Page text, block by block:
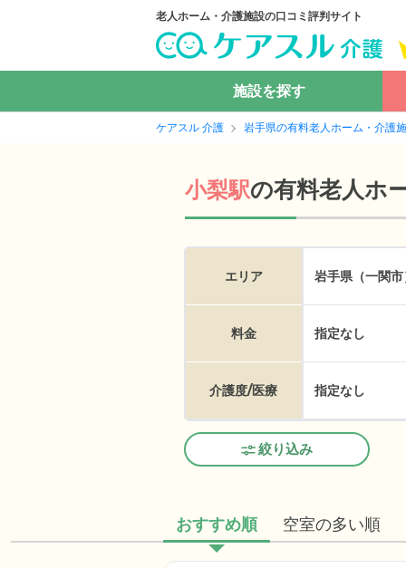
老人ホーム・介護施設の口コミ評判サイト
施設を探す
ケアスル 介護 岩手県の有料老人ホーム・介護
小梨駅の有料老人ホ
エリア 岩手県（一関市
料金 指定なし
介護度/医療 指定なし
絞り込み
おすすめ順 空室の多い順